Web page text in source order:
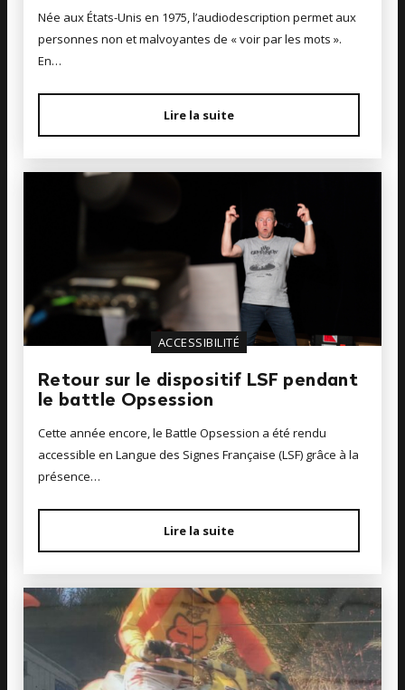
Née aux États-Unis en 1975, l’audiodescription permet aux
personnes non et malvoyantes de « voir par les mots ».
En…
Lire la suite
ACCESSIBILITÉ
Retour sur le dispositif LSF pendant
le battle Opsession
Cette année encore, le Battle Opsession a été rendu
accessible en Langue des Signes Française (LSF) grâce à la
présence…
Lire la suite